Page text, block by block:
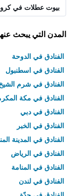
بيوت عطلات في
المدن التي يبحث
الفنادق في الدوحة
الفنادق في اسطنبول
الفنادق في شرم
الفنادق في مكة
الفنادق في دبي
الفنادق في الخبر
الفنادق في المدينة
الفنادق في الرياض
الفنادق في المنامة
الفنادق في لندن